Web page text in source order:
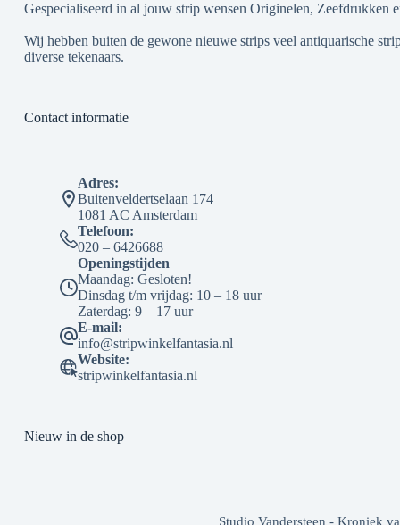
Gespecialiseerd in al jouw strip wensen Originelen, Zeefdrukken
Wij hebben buiten de gewone nieuwe strips veel antiquarische
diverse tekenaars.
Contact informatie
Adres:
Buitenveldertselaan 174
1081 AC Amsterdam
Telefoon:
020 – 6426688
Openingstijden
Maandag: Gesloten!
Dinsdag t/m vrijdag: 10 – 18 uur
Zaterdag: 9 – 17 uur
E-mail:
info@stripwinkelfantasia.nl
Website:
stripwinkelfantasia.nl
Nieuw in de shop
Studio Vandersteen - Kroniek